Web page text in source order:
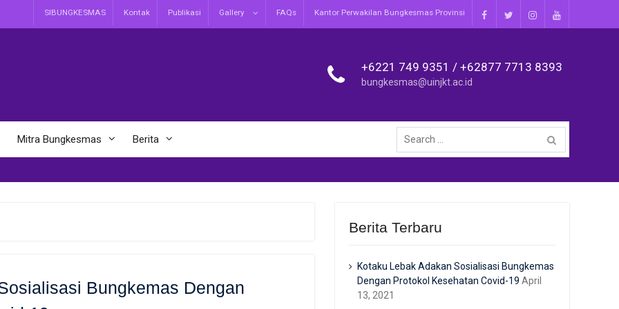
SIBUNGKESMAS Kontak Publikasi Gallery FAQs Kantor Perwakilan Bungkesmas Provinsi
+6221 749 9351 / +62877 7713 8393
bungkesmas@uinjkt.ac.id
Mitra Bungkesmas Berita
Search
for:
Bungkemas Dengan
Berita Terbaru
Kotaku Lebak Adakan Sosialisasi Bungkemas
Dengan Protokol Kesehatan Covid-19 April
13, 2021